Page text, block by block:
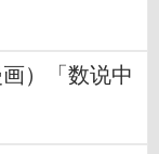
）「数说中